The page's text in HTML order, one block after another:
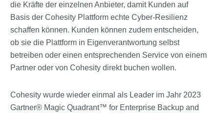
die Kräfte der einzelnen Anbieter, damit Kunden auf
Basis der Cohesity Plattform echte Cyber-Resilienz
schaffen können. Kunden können zudem entscheiden,
ob sie die Plattform in Eigenverantwortung selbst
betreiben oder einen entsprechenden Service von einem
Partner oder von Cohesity direkt buchen wollen.
Cohesity wurde wieder einmal als Leader im Jahr 2023
Gartner® Magic Quadrant™ for Enterprise Backup and